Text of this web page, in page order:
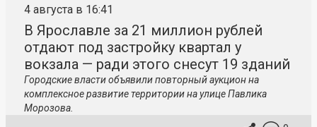
4 августа в 16:41
В Ярославле за 21 миллион рублей
отдают под застройку квартал у
вокзала — ради этого снесут 19 зданий
Городские власти объявили повторный аукцион на
комплексное развитие территории на улице Павлика
Морозова.